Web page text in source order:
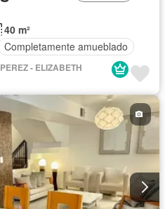
40 m²
Completamente amueblado
- ELIZABETH